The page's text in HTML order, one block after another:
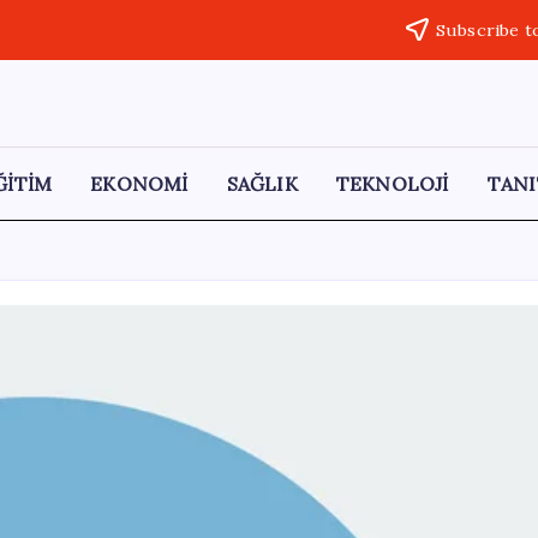
Subscribe
EKONOMİ SAĞLIK TEKNOLOJİ